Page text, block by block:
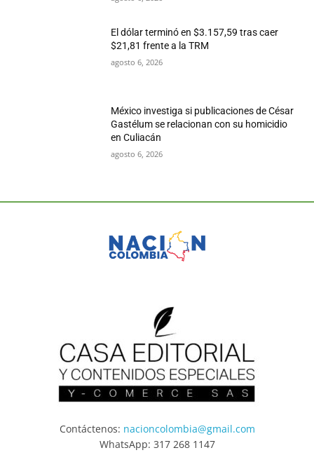
El dólar terminó en $3.157,59 tras caer
$21,81 frente a la TRM
agosto 6, 2026
México investiga si publicaciones de César
Gastélum se relacionan con su homicidio
en Culiacán
agosto 6, 2026
Contáctenos: nacioncolombia@gmail.com
WhatsApp: 317 268 1147